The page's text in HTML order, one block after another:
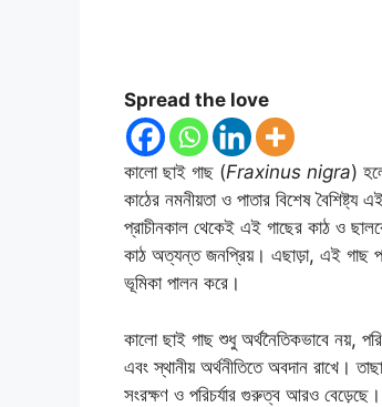
Spread the love
কালো ছাই গাছ (Fraxinus nigra)
কাঠের নমনীয়তা ও পাতার বিশেষ
প্রাচীনকাল থেকেই এই গাছের কাঠ ও
কাঠ অত্যন্ত জনপ্রিয়। এছাড়া, এই গাছ
ভূমিকা পালন করে।
কালো ছাই গাছ শুধু অর্থনৈতিকভাবে নয়,
এবং স্থানীয় অর্থনীতিতে অবদান
সংরক্ষণ ও পরিচর্যার গুরুত্ব আরও বেড়েছে।